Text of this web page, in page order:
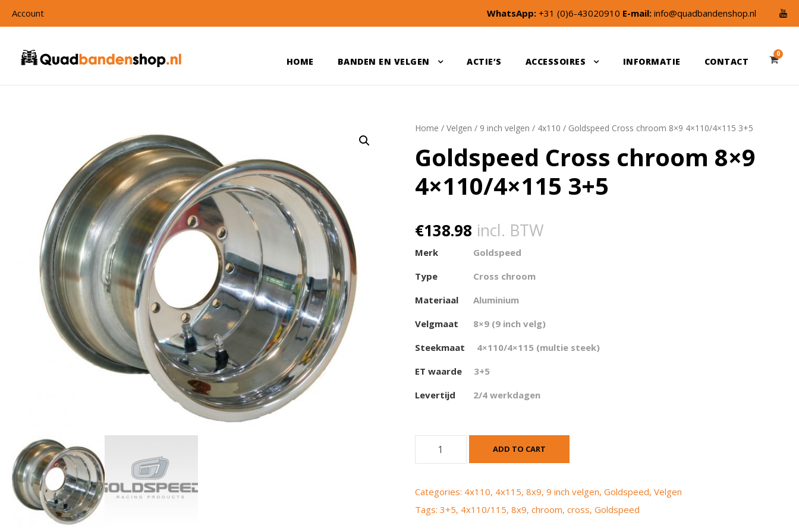
Account WhatsApp: +31 (0)6-43020910 E-mail: info@quadbandenshop.nl
HOME BANDEN EN VELGEN ACTIE’S ACCESSOIRES INFORMATIE CONTACT
0
Home /Velgen / 9 inch velgen / 4x110 / Goldspeed Cross chroom 8×9 4×110/4×115 3+5
Goldspeed Cross chroom 8×9
4×110/4×115 3+5
€138.98 incl. BTW
Merk
Goldspeed
Type
Cross chroom
Materiaal
Aluminium
Velgmaat
8×9 (9 inch velg)
Steekmaat
4×110/4×115 (multie steek)
ET waarde
3+5
Levertijd
2/4 werkdagen
d
p
ADD TO CART
Categories: 4x110, 4x115,8x9,9 inch velgen,Goldspeed,Velgen
Tags:3+5, 4x110/115,8x9,chroom,cross,Goldspeed